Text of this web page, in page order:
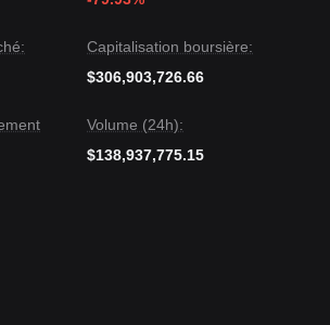
tant que le prix demeure au-dessus du
Capitalisation boursière:
$306,903,726.66
Volume (24h):
$138,937,775.15